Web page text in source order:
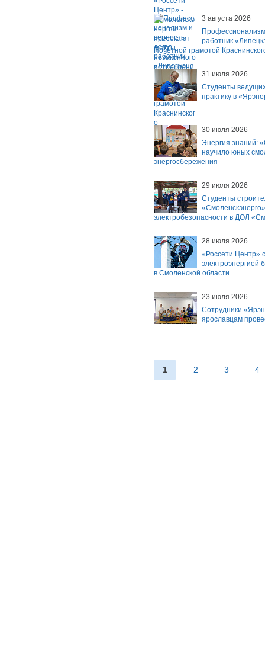
3 августа 2026
работник
Почетной грамотой
31 июля 2026
Студенты
практику в
30 июля 2026
Энергия знаний:
научило юных
энергосбережения
29 июля 2026
Студенты
электробезопасности в ДОЛ
28 июля 2026
«Россети Центр»
электроэнергией
в Смоленской области
23 июля 2026
Сотрудники
ярославцам
1 2 3 4